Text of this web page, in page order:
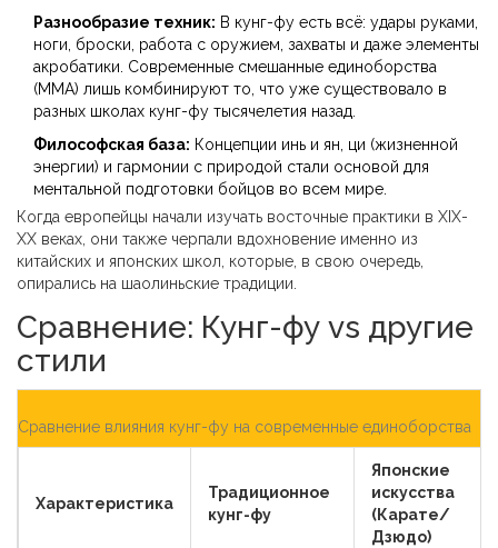
Разнообразие техник: В кунг-фу есть всё: удары руками,
ноги, броски, работа с оружием, захваты и даже элементы
акробатики. Современные смешанные единоборства
(MMA) лишь комбинируют то, что уже существовало в
разных школах кунг-фу тысячелетия назад.
Философская база: Концепции инь и ян, ци (жизненной
энергии) и гармонии с природой стали основой для
ментальной подготовки бойцов во всем мире.
Когда европейцы начали изучать восточные практики в XIX-
XX веках, они также черпали вдохновение именно из
китайских и японских школ, которые, в свою очередь,
опирались на шаолиньские традиции.
Сравнение: Кунг-фу vs другие
стили
Сравнение влияния кунг-фу на современные единоборства
Характеристика
Традиционное
кунг-фу
Японские
искусства
(Карате/
Дзюдо)